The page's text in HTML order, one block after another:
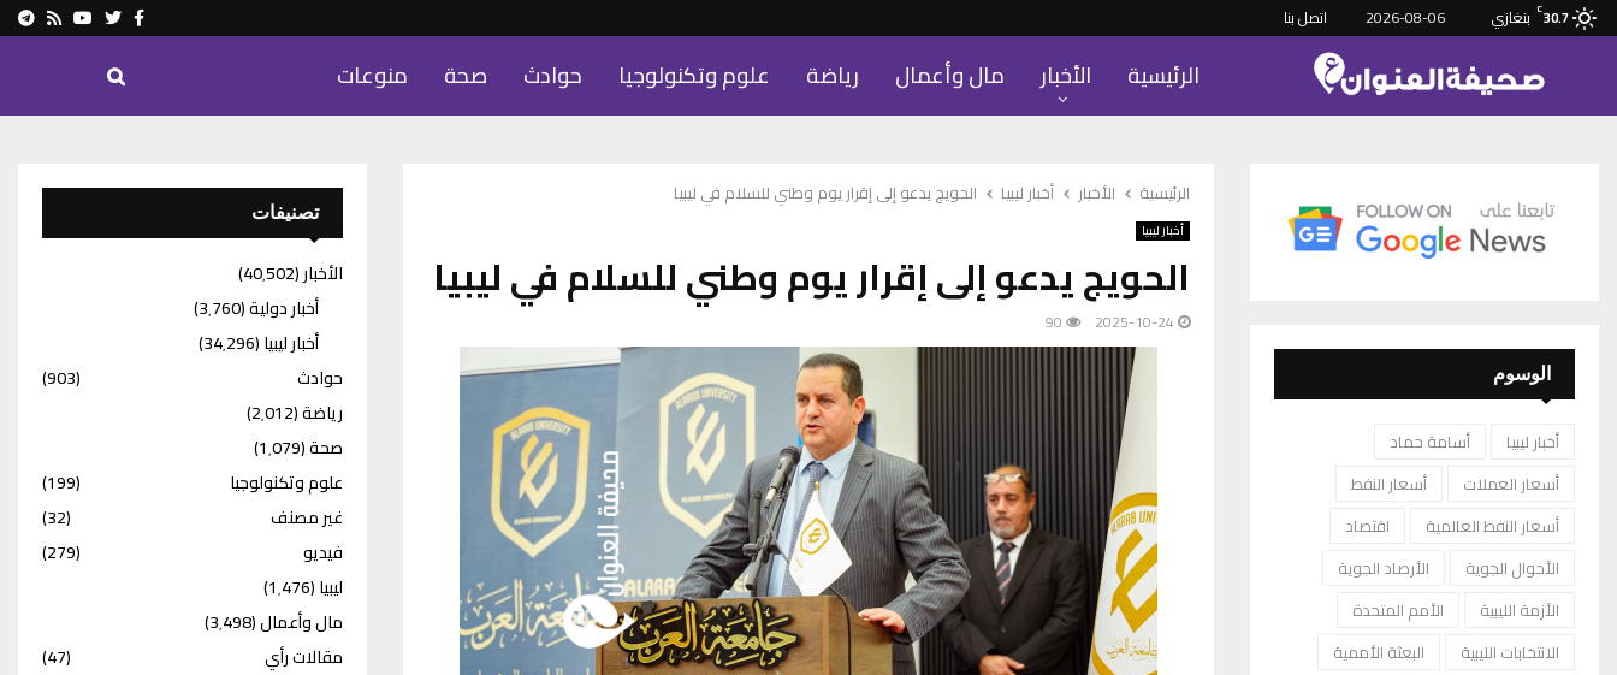
30.7
C بنغازي 2026-08-06 اتصل بنا Facebook
Twitter
Youtube
Rss
الرئيسية الأخبار مال وأعمال رياضة علوم وتكنولوجيا حوادث صحة منوعات
الرئيسية الأخبار أخبار ليبيا الحويج يدعو إلى إقرار يوم وطني للسلام في ليبيا
أخبار ليبيا
الحويج يدعو إلى إقرار يوم وطني للسلام في ليبيا
2025-10-24
90
الوسوم
أخبار ليبيا
أسامة حماد
أسعار العملات
أسعار النفط
أسعار النفط العالمية
اقتصاد
الأحوال الجوية
الأرصاد الجوية
الأزمة الليبية
الأمم المتحدة
الانتخابات الليبية
البعثة الأممية
تصنيفات
الأخبار(40٬502)
أخبار دولية(3٬760)
أخبار ليبيا(34٬296)
حوادث
(903)
رياضة(2٬012)
صحة(1٬079)
علوم وتكنولوجيا
(199)
غير مصنف
(32)
فيديو
(279)
ليبيا(1٬476)
مال وأعمال(3٬498)
مقالات رأي
(47)